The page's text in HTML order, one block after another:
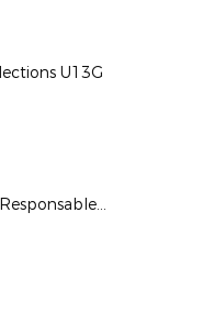
U13G
Diplôme Fédéral Responsable École de Football (UEFA C)